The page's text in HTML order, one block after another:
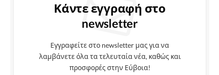
Κάντε εγγραφή στο
newsletter
Εγγραφείτε στο newsletter μας για να
λαμβάνετε όλα τα τελευταία νέα, καθώς και
προσφορές στην Εύβοια!